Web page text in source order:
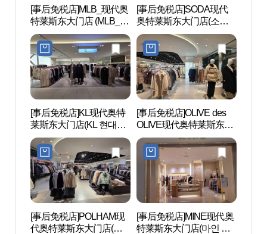
[事后免税店]MLB_现代奥
特莱斯东大门店 (MLB_현
대(아)동대문)
[事后免税店]SODA现代
奥特莱斯东大门店(소다
현대아울렛 동대문점)
[事后免税店]KL现代奥特
莱斯东大门店(KL 현대아
울렛 동대문점)
[事后免税店]OLIVE des
OLIVE现代奥特莱斯东大
门店(올리브데올리브 현
대아울렛 동대문점)
[事后免税店]POLHAM现
代奥特莱斯东大门店(폴
[事后免税店]MINE现代奥
特莱斯东大门店(마인 현